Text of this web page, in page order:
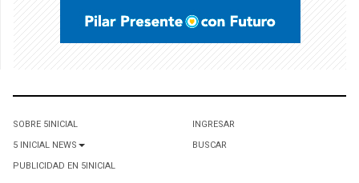
SOBRE 5INICIAL
5 INICIAL NEWS
PUBLICIDAD EN 5INICIAL
INGRESAR
BUSCAR